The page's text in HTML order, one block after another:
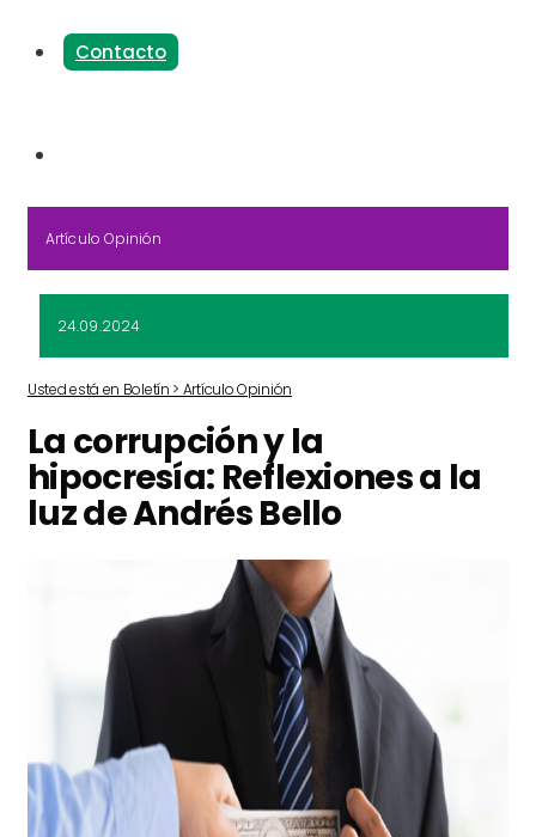
Contacto
Artículo Opinión
24.09.2024
Usted está en Boletín > Artículo Opinión
La corrupción y la
hipocresía: Reflexiones a la
luz de Andrés Bello